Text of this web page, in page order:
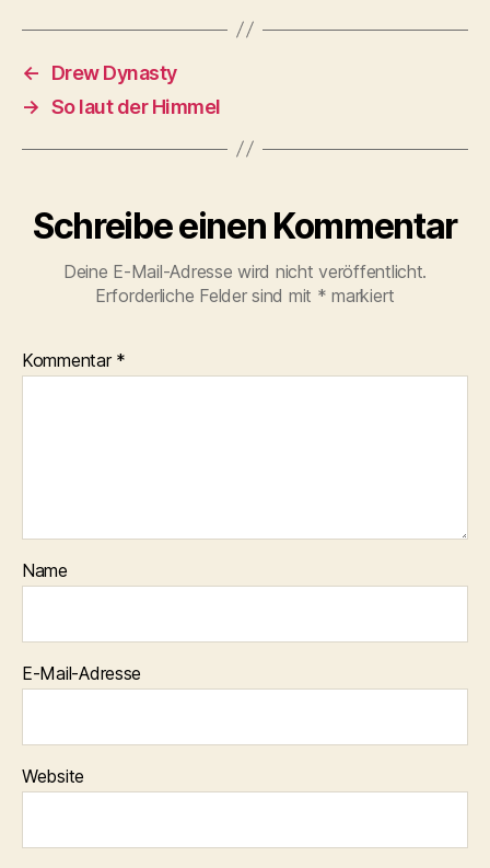
←
Drew Dynasty
→ So laut der Himmel
Schreibe einen Kommentar
Deine E-Mail-Adresse wird nicht veröffentlicht.
Erforderliche Felder sind mit * markiert
Kommentar *
Name
E-Mail-Adresse
Website